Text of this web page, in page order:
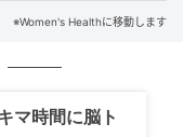
※Women's Healthに移動します
マ時間に脳ト